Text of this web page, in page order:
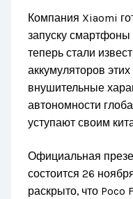
Компания Xiaomi
запуску смартфоны
теперь стали
аккумуляторов
внушительные
автономности
уступают своим
Официальная
состоится 26
раскрыто, что Poco